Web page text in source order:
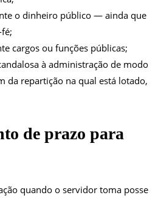
o dinheiro público — ainda que
cargos ou funções públicas;
à administração de modo
da repartição na qual está lotado,
de prazo para
quando o servidor toma posse